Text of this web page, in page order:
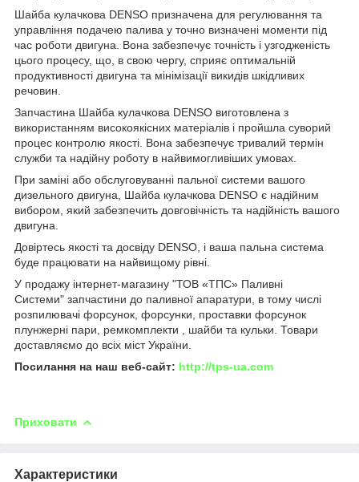
Шайба кулачкова DENSO призначена для регулювання та
управління подачею палива у точно визначені моменти під
час роботи двигуна. Вона забезпечує точність і узгодженість
цього процесу, що, в свою чергу, сприяє оптимальній
продуктивності двигуна та мінімізації викидів шкідливих
речовин.
Запчастина Шайба кулачкова DENSO виготовлена з
використанням високоякісних матеріалів і пройшла суворий
процес контролю якості. Вона забезпечує тривалий термін
служби та надійну роботу в найвимогливіших умовах.
При заміні або обслуговуванні пальної системи вашого
дизельного двигуна, Шайба кулачкова DENSO є надійним
вибором, який забезпечить довговічність та надійність вашого
двигуна.
Довіртесь якості та досвіду DENSO, і ваша пальна система
буде працювати на найвищому рівні.
У продажу інтернет-магазину "ТОВ «ТПС» Паливні
Системи" запчастини до паливної апаратури, в тому числі
розпилювачі форсунок, форсунки, проставки форсунок
плунжерні пари, ремкомплекти , шайби та кульки. Товари
доставляємо до всіх міст України.
Посилання на наш веб-сайт: http://tps-ua.com
Приховати
Характеристики